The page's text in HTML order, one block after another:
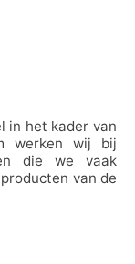
in het kader van
werken wij bij
die we vaak
van de